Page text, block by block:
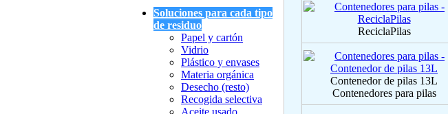
Soluciones para cada tipo
de residuo
Papel y cartón
Vidrio
Plástico y envases
Materia orgánica
Desecho (resto)
Recogida selectiva
Aceite usado
ReciclaPilas
Contenedor de pilas 13L
Contenedores para pilas